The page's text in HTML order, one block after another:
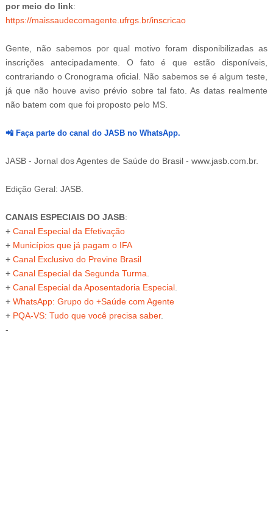
por meio do link:
https://maissaudecomagente.ufrgs.br/inscricao
Gente, não sabemos por qual motivo foram disponibilizadas as
inscrições antecipadamente. O fato é que estão disponíveis,
contrariando o Cronograma oficial. Não sabemos se é algum teste,
já que não houve aviso prévio sobre tal fato. As datas realmente
não batem com que foi proposto pelo MS.
📲 Faça parte do canal do JASB no WhatsApp.
JASB - Jornal dos Agentes de Saúde do Brasil - www.jasb.com.br.
Edição Geral: JASB.
CANAIS ESPECIAIS DO JASB:
+ Canal Especial da Efetivação
+ Municípios que já pagam o IFA
+ Canal Exclusivo do Previne Brasil
+ Canal Especial da Segunda Turma
+ Canal Especial da Aposentadoria Especial.
+ WhatsApp: Grupo do +Saúde com Agente
+ PQA-VS: Tudo que você precisa saber.
-